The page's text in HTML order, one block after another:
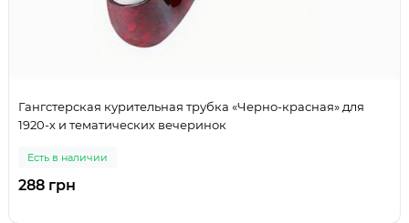
Гангстерская курительная трубка «Черно-красная» для
1920-х и тематических вечеринок
Есть в наличии
288 грн